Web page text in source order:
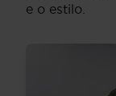
e o estilo.